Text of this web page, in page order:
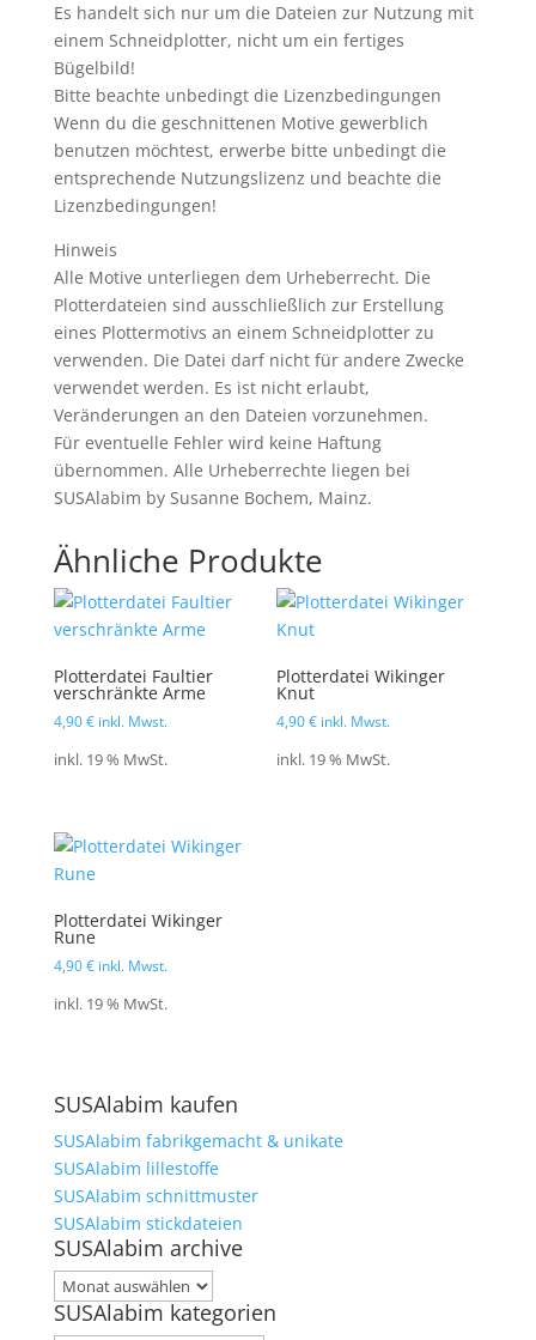
Es handelt sich nur um die Dateien zur Nutzung mit
einem Schneidplotter, nicht um ein fertiges
Bügelbild!
Bitte beachte unbedingt die Lizenzbedingungen
Wenn du die geschnittenen Motive gewerblich
benutzen möchtest, erwerbe bitte unbedingt die
entsprechende Nutzungslizenz und beachte die
Lizenzbedingungen!
Hinweis
Alle Motive unterliegen dem Urheberrecht. Die
Plotterdateien sind ausschließlich zur Erstellung
eines Plottermotivs an einem Schneidplotter zu
verwenden. Die Datei darf nicht für andere Zwecke
verwendet werden. Es ist nicht erlaubt,
Veränderungen an den Dateien vorzunehmen.
Für eventuelle Fehler wird keine Haftung
übernommen. Alle Urheberrechte liegen bei
SUSAlabim by Susanne Bochem, Mainz.
Ähnliche Produkte
Plotterdatei Faultier
verschränkte Arme
4,90€ inkl. Mwst.
inkl. 19 % MwSt.
Plotterdatei Wikinger
Knut
4,90€ inkl. Mwst.
inkl. 19 % MwSt.
Plotterdatei Wikinger
Rune
4,90€ inkl. Mwst.
inkl. 19 % MwSt.
SUSAlabim kaufen
SUSAlabim fabrikgemacht & unikate
SUSAlabim lillestoffe
SUSAlabim schnittmuster
SUSAlabim stickdateien
SUSAlabim archive
SUSAlabim
archive
SUSAlabim kategorien